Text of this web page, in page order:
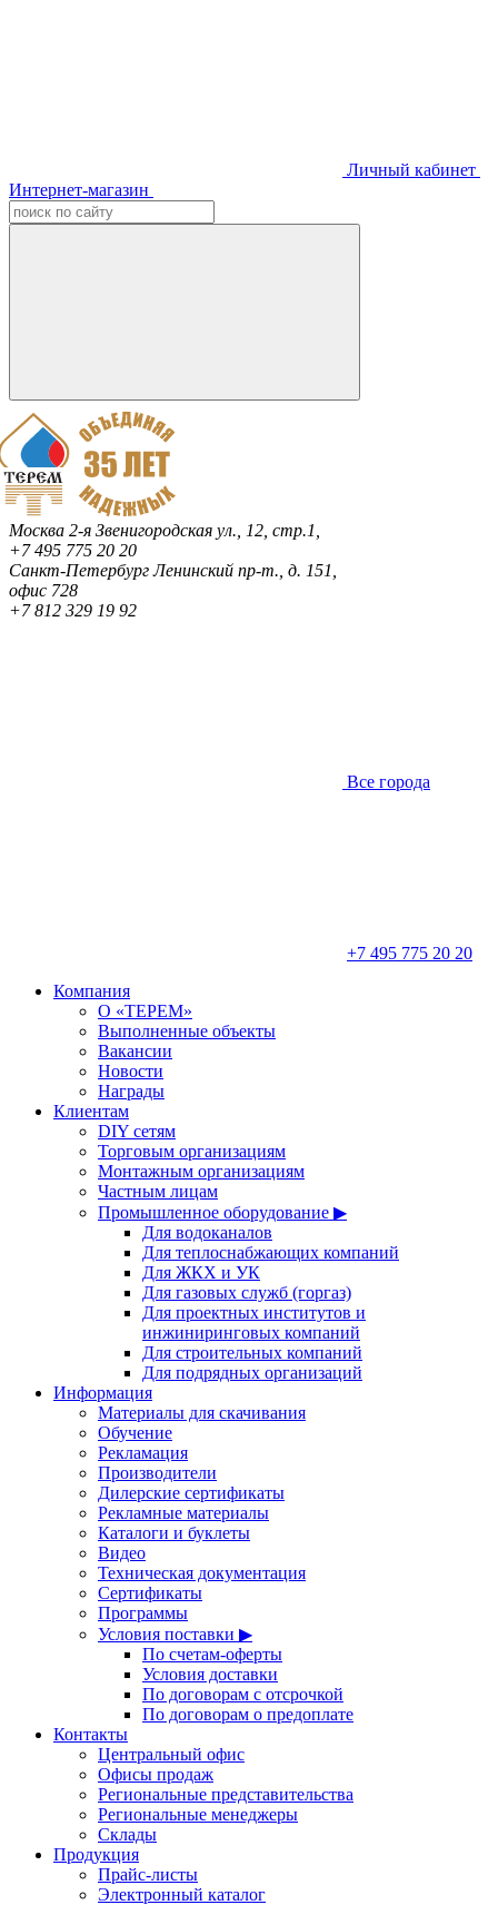
Личный кабинет
Интернет-магазин
Москва 2-я Звенигородская ул., 12, стр.1,
+7 495 775 20 20
Санкт-ПетербургЛенинский пр-т., д. 151,
офис 728
+7 812 329 19 92
Все города
+7 495 775 20 20
Компания
О «ТЕРЕМ»
Выполненные объекты
Вакансии
Новости
Награды
Клиентам
DIY сетям
Торговым организациям
Монтажным организациям
Частным лицам
Промышленное оборудование ▶
Для водоканалов
Для теплоснабжающих компаний
Для ЖКХ и УК
Для газовых служб (горгаз)
Для проектных институтов и
инжиниринговых компаний
Для строительных компаний
Для подрядных организаций
Информация
Материалы для скачивания
Обучение
Рекламация
Производители
Дилерские сертификаты
Рекламные материалы
Каталоги и буклеты
Видео
Техническая документация
Сертификаты
Программы
Условия поставки ▶
По счетам-оферты
Условия доставки
По договорам с отсрочкой
По договорам о предоплате
Контакты
Центральный офис
Офисы продаж
Региональные представительства
Региональные менеджеры
Склады
Продукция
Прайс-листы
Электронный каталог